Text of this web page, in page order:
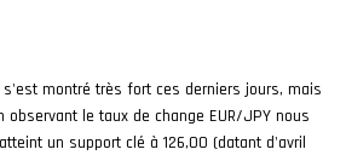
s'est montré très fort ces derniers jours, mais
le taux de change EUR/JPY nous
un support clé à 126,00 (datant d'avril